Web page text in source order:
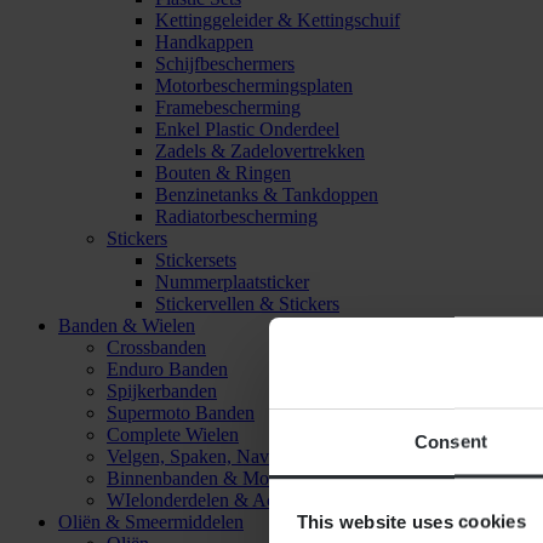
Consent
This website uses cookies
Kettinggeleider & Kettingschuif
Handkappen
Schijfbeschermers
Motorbeschermingsplaten
Framebescherming
Enkel Plastic Onderdeel
Zadels & Zadelovertrekken
Bouten & Ringen
Benzinetanks & Tankdoppen
Radiatorbescherming
Stickers
Stickersets
Nummerplaatsticker
Stickervellen & Stickers
Banden & Wielen
Crossbanden
Enduro Banden
Spijkerbanden
Supermoto Banden
Complete Wielen
Velgen, Spaken, Naven & Lagers
Binnenbanden & Mousses
WIelonderdelen & Accessoires
Oliën & Smeermiddelen